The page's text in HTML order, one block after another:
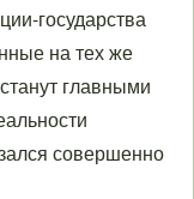
государства
на тех же
главными
совершенно